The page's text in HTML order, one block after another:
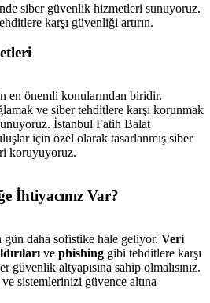
siber güvenlik hizmetleri sunuyoruz.
karşı güvenliği artırın.
en önemli konularından biridir.
ve siber tehditlere karşı korunmak
İstanbul Fatih Balat
için özel olarak tasarlanmış siber
koruyuyoruz.
İhtiyacınız Var?
gün daha sofistike hale geliyor. Veri
ve phishing gibi tehditlere karşı
altyapısına sahip olmalısınız.
sistemlerinizi güvence altına